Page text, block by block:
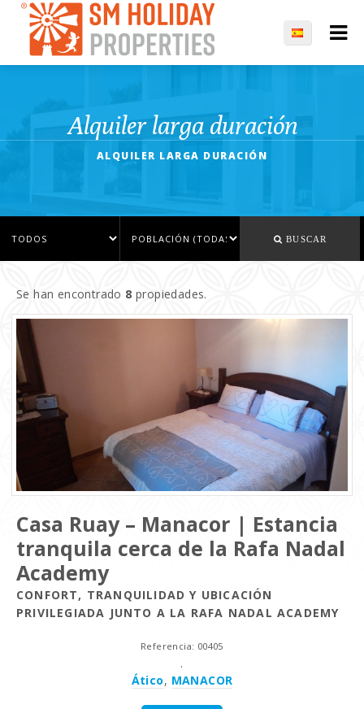
Alquiler larga duración
ALQUILER LARGA DURACIÓN
BUSCAR
Se han encontrado 8 propiedades.
Casa Ruay – Manacor | Estancia
tranquila cerca de la Rafa Nadal
Academy
CONFORT, TRANQUILIDAD Y UBICACIÓN
PRIVILEGIADA JUNTO A LA RAFA NADAL ACADEMY
Referencia: 00405
.
Ático, MANACOR